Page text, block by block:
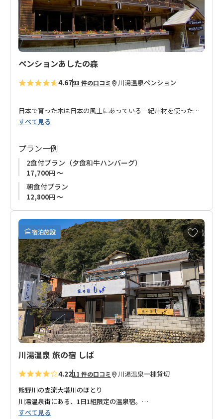
ペンションあしたの森
4.6793 件の口コミ 川湯温泉ペンション
日本で育った木は日本の風土にあっている－紀州材を使ったオ
ーナーこだわりのペンション。
まっています。
内風呂の温泉は源泉かけ流しで、貸し切り形式の家族風呂が２
つ。
一晩中利用可能ですので、お好きなときに何度でもお入り下さ
い。
また、冬季の仙人風呂は目の前です。
お食事は、排気ガスをうけない場所で長年栽培しているお茶な
ど、手作りの製品をお出ししています。
野菜も地元の顔見知り農家から仕入れるなど、こだわりをもっ
てお客様をお迎えしております。
■お食事制限対応をご希望のお客様へ
「2食付プラン（夕食和牛ハンバーグ）」は夕食にお肉の提供が
メインとなることからお食事制限のご希望をお受けできませ
ん。
「朝食付プラン」のみお食事制限のお申し込みが可能です。
すべて見る
プラン一例
2食付プラン（夕食和牛ハンバーグ）
17,700円 ～
朝食付プラン
12,800円 ～
宿泊施設
お
気
に
入
り
に
追
加
川湯温泉 旅の宿 しば
4.2211 件の口コミ 川湯温泉一棟貸切
熊野川の支流大塔川のほとり
川湯温泉街にある、1日1組限定の温泉宿。
お宿の前の川原を掘ると温泉が湧き、夏は「川原の露天風呂」
すべて見る